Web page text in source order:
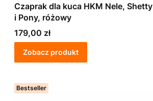
Czaprak dla kuca HKM Nele, Shetty
i Pony, różowy
Cena
179,00 zł
Zobacz produkt
Bestseller